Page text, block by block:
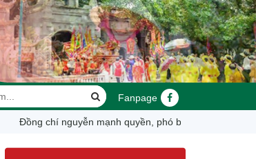
Fanpage
đồng chí nguyễn mạnh quyền, phó bí thư tỉnh ủy, chủ